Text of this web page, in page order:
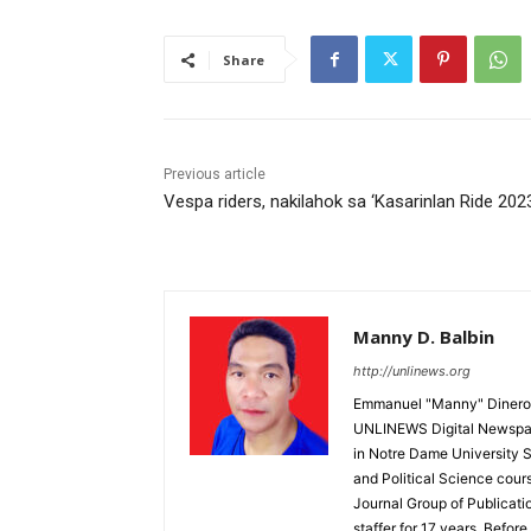
Share
Previous article
Vespa riders, nakilahok sa ‘Kasarinlan Ride
Manny D. Balbin
http://unlinews.org
Emmanuel "Manny"
UNLINEWS Digital
in Notre Dame University
and Political Science
Journal Group of